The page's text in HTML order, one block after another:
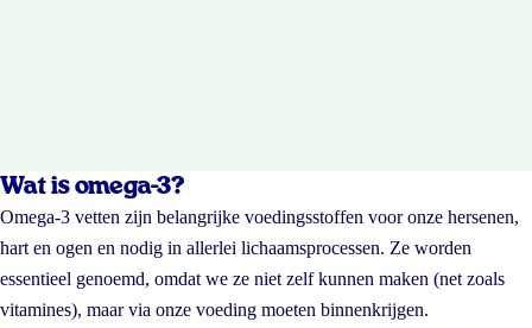
Wat is omega-3?
Omega-3 vetten zijn belangrijke voedingsstoffen voor onze hersenen,
hart en ogen en nodig in allerlei lichaamsprocessen. Ze worden
essentieel genoemd, omdat we ze niet zelf kunnen maken (net zoals
vitamines), maar via onze voeding moeten binnenkrijgen.